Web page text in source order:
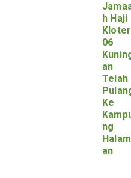
h Haji
Kloter
06
an
Telah
Ke
ng
Halam
an